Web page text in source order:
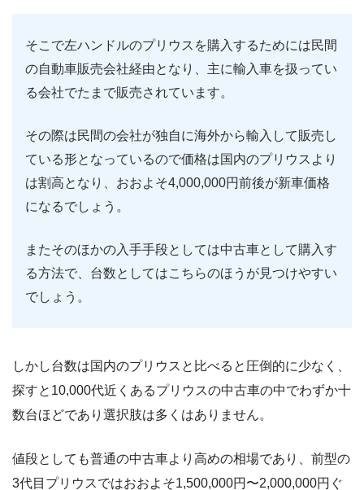
そこで左ハンドルのプリウスを購入するためには民間
の自動車販売会社経由となり、主に輸入車を扱ってい
る会社でたまで販売されています。
その際は民間の会社が独自に海外から輸入して販売し
ている形となっているので価格は国内のプリウスより
は割高となり、おおよそ4,000,000円前後が新車価格
になるでしょう。
またそのほかの入手手段としては中古車として購入す
る方法で、台数としてはこちらのほうが見つけやすい
でしょう。
しかし台数は国内のプリウスと比べると圧倒的に少なく、
探すと10,000代近くあるプリウスの中古車の中でわずか十
数台ほどであり選択肢は多くはありません。
値段としても普通の中古車より高めの相場であり、前型の
3代目プリウスではおおよそ1,500,000円〜2,000,000円ぐ